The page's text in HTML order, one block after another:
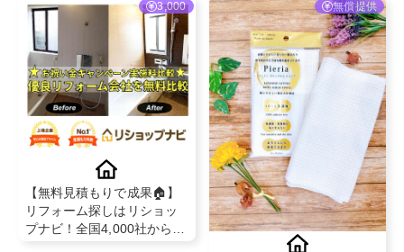
3,000
【無料見積もりで成果🏠】
リフォーム探しはリショッ
プナビ！全国4,000社から厳
無償提供